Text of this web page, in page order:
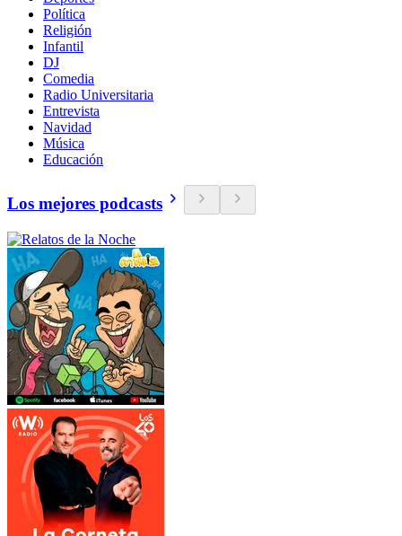
Política
Religión
Infantil
DJ
Comedia
Radio Universitaria
Entrevista
Navidad
Música
Educación
Los mejores podcasts